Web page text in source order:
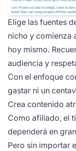
Elige las fuentes
nicho y comienza
hoy mismo.
audiencia y
Con el enfoque
gastar ni un
Crea contenido
Como afiliado, el
dependerá en
Pero sin importar